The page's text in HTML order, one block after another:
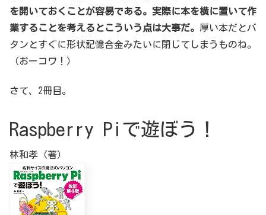
を開いておくことが容易である。実際に本を横に置いて作
業することを考えるとこういう点は大事だ。 厚い本だとバ
タンとすぐに形状記憶合金みたいに閉じてしまうものね。
（おーコワ！）
さて、2冊目。
Raspberry Piで遊ぼう！
林和孝（著）